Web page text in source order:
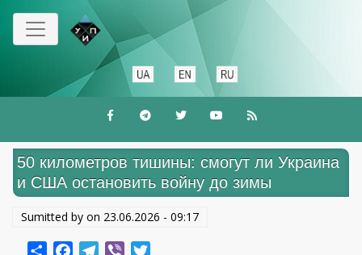
Перейти
основному
50 километров тишины: смогут ли Украина
и США остановить войну до зимы
Sumitted by on 23.06.2026 - 09:17
ShareFacebookTelegram
Viber